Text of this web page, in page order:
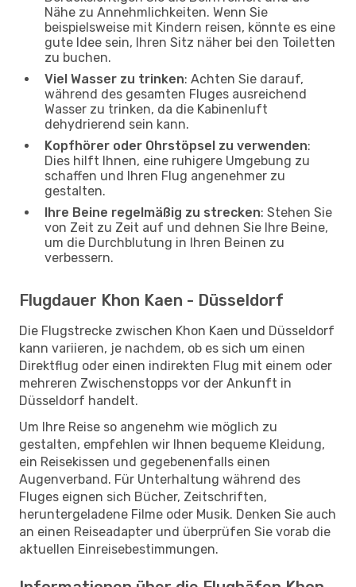
Nähe zu Annehmlichkeiten. Wenn Sie
beispielsweise mit Kindern reisen, könnte es eine
gute Idee sein, Ihren Sitz näher bei den Toiletten
zu buchen.
Viel Wasser zu trinken: Achten Sie darauf,
während des gesamten Fluges ausreichend
Wasser zu trinken, da die Kabinenluft
dehydrierend sein kann.
Kopfhörer oder Ohrstöpsel zu verwenden:
Dies hilft Ihnen, eine ruhigere Umgebung zu
schaffen und Ihren Flug angenehmer zu
gestalten.
Ihre Beine regelmäßig zu strecken: Stehen Sie
von Zeit zu Zeit auf und dehnen Sie Ihre Beine,
um die Durchblutung in Ihren Beinen zu
verbessern.
Flugdauer Khon Kaen - Düsseldorf
Die Flugstrecke zwischen Khon Kaen und Düsseldorf
kann variieren, je nachdem, ob es sich um einen
Direktflug oder einen indirekten Flug mit einem oder
mehreren Zwischenstopps vor der Ankunft in
Düsseldorf handelt.
Um Ihre Reise so angenehm wie möglich zu
gestalten, empfehlen wir Ihnen bequeme Kleidung,
ein Reisekissen und gegebenenfalls einen
Augenverband. Für Unterhaltung während des
Fluges eignen sich Bücher, Zeitschriften,
heruntergeladene Filme oder Musik. Denken Sie auch
an einen Reiseadapter und überprüfen Sie vorab die
aktuellen Einreisebestimmungen.